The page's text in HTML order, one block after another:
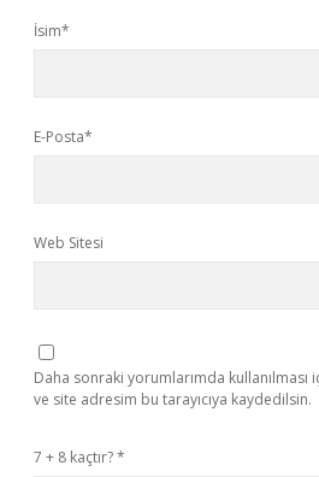
İsim*
E-Posta*
Web Sitesi
Daha sonraki yorumlarımda kullanılması
ve site adresim bu tarayıcıya kaydedilsin.
7 + 8 kaçtır?*